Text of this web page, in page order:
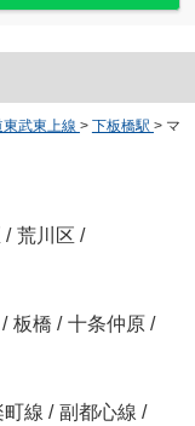
武東上線 > 下板橋駅 > マ
/ 荒川区 /
/ 板橋 / 十条仲原 /
町線 / 副都心線 /